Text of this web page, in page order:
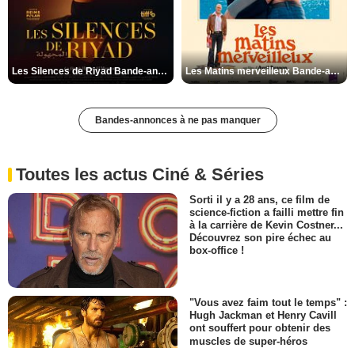
Les Silences de Riyad Bande-annonce VO STFR Les Matins merveilleux Bande-annonce VF
Bandes-annonces à ne pas manquer
Toutes les actus Ciné & Séries
Sorti il y a 28 ans, ce film de
science-fiction a failli mettre fin
à la carrière de Kevin Costner...
Découvrez son pire échec au
box-office !
"Vous avez faim tout le temps" :
Hugh Jackman et Henry Cavill
ont souffert pour obtenir des
muscles de super-héros